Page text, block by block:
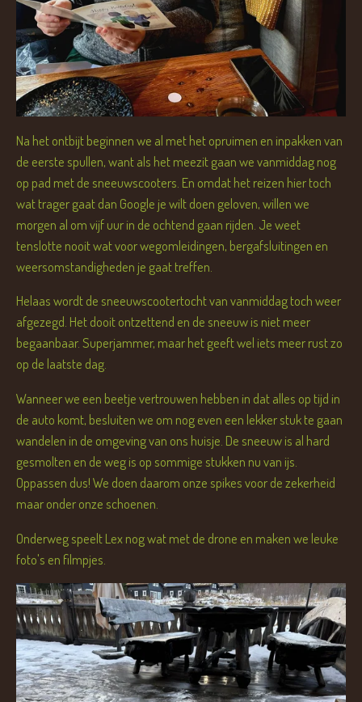
Na het ontbijt beginnen we al met het opruimen en inpakken van
de eerste spullen, want als het meezit gaan we vanmiddag nog
op pad met de sneeuwscooters. En omdat het reizen hier toch
wat trager gaat dan Google je wilt doen geloven, willen we
morgen al om vijf uur in de ochtend gaan rijden. Je weet
tenslotte nooit wat voor wegomleidingen, bergafsluitingen en
weersomstandigheden je gaat treffen.
Helaas wordt de sneeuwscootertocht van vanmiddag toch weer
afgezegd. Het dooit ontzettend en de sneeuw is niet meer
begaanbaar. Superjammer, maar het geeft wel iets meer rust zo
op de laatste dag.
Wanneer we een beetje vertrouwen hebben in dat alles op tijd in
de auto komt, besluiten we om nog even een lekker stuk te gaan
wandelen in de omgeving van ons huisje. De sneeuw is al hard
gesmolten en de weg is op sommige stukken nu van ijs.
Oppassen dus! We doen daarom onze spikes voor de zekerheid
maar onder onze schoenen.
Onderweg speelt Lex nog wat met de drone en maken we leuke
foto's en filmpjes.